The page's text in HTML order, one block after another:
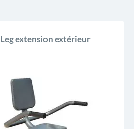
Leg extension extérieur